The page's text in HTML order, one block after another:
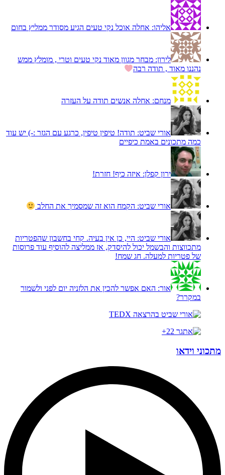
אליהו: אחלה אוכל נקי טעים הגיע מסודר ממליץ בחום
לירון: מבחר מגוון מאוד נקי טעים וטרי , מומלץ ממש
נהננו מאוד , תודה רבה
מנחם: אחלה אנשים תודה על העזרה
אורי שביט: תודה! טיפין טיפין, כרגע עם הגזר :-) יש עוד
כמה מתכונים באמת כיפיים
ירון קפלן: איזה כיף! חזרת!
אורי שביט: הקמח הוא זה שמסמיך את החלב
אורי שביט: היי, כן אין בעיה. קחי בחשבון שהפטריות
מתכווצות והבשמל יכול להיסדק, אז ממליצה להוסיף עוד פרוסות
של פטריות למעלה. חג שמח!
אור: האם אפשר להכין את הלזניה יום לפני ולשמור
במקרר?
מתכוני וידאו